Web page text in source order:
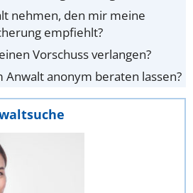
nehmen, den mir meine
empfiehlt?
Vorschuss verlangen?
Anwalt anonym beraten lassen?